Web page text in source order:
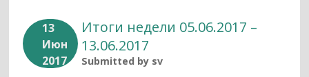
13
Июн
2017
Итоги недели 05.06.2017 –
13.06.2017
Submitted by sv